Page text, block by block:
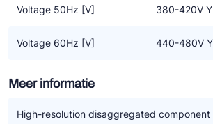
Voltage 50Hz [V] 380-420V
Voltage 60Hz [V] 440-480V
Meer informatie
High-resolution disaggregated component